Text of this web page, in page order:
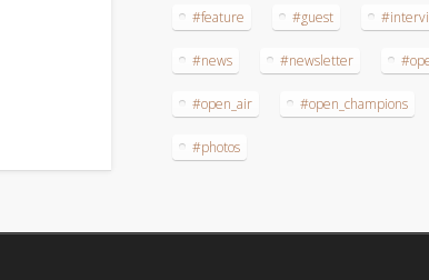
#feature #guest
#news #newsletter
#open_air #open_champions
#photos